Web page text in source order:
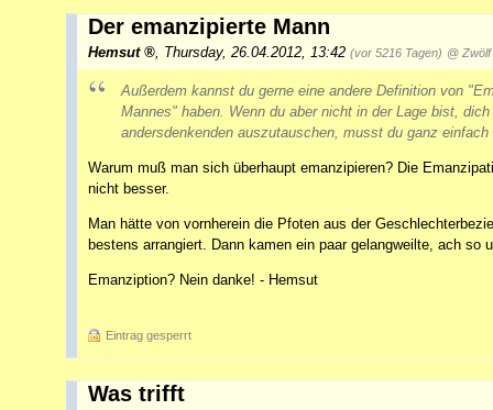
Der emanzipierte Mann
Hemsut Thursday, 26.04.2012, 13:42 (vor 5216 Tagen) @ Zwölf
Außerdem kannst du gerne eine andere Definition von
Mannes" haben. Wenn du aber nicht in der Lage bist,
andersdenkenden auszutauschen, musst du ganz
Warum muß man sich überhaupt emanzipieren? Die
nicht besser.
Man hätte von vornherein die Pfoten aus der
bestens arrangiert. Dann kamen ein paar gelangweilte, ach
Emanziption? Nein danke! - Hemsut
Eintrag gesperrt
Was trifft